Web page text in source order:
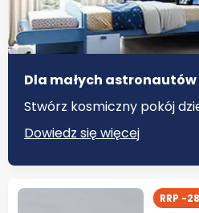
Dla małych astronautów
Stwórz kosmiczny pokój
Dowiedz się więcej
RRP -